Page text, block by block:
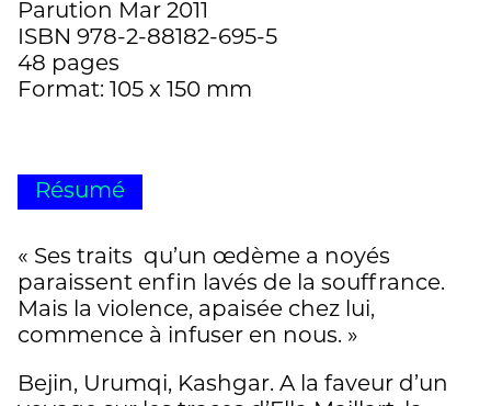
Parution Mar 2011
ISBN 978-2-88182-695-5
48 pages
Format: 105 x 150 mm
Résumé
« Ses traits qu’un œdème a noyés
paraissent enfin lavés de la souffrance.
Mais la violence, apaisée chez lui,
commence à infuser en nous. »
Bejin, Urumqi, Kashgar. A la faveur d’un